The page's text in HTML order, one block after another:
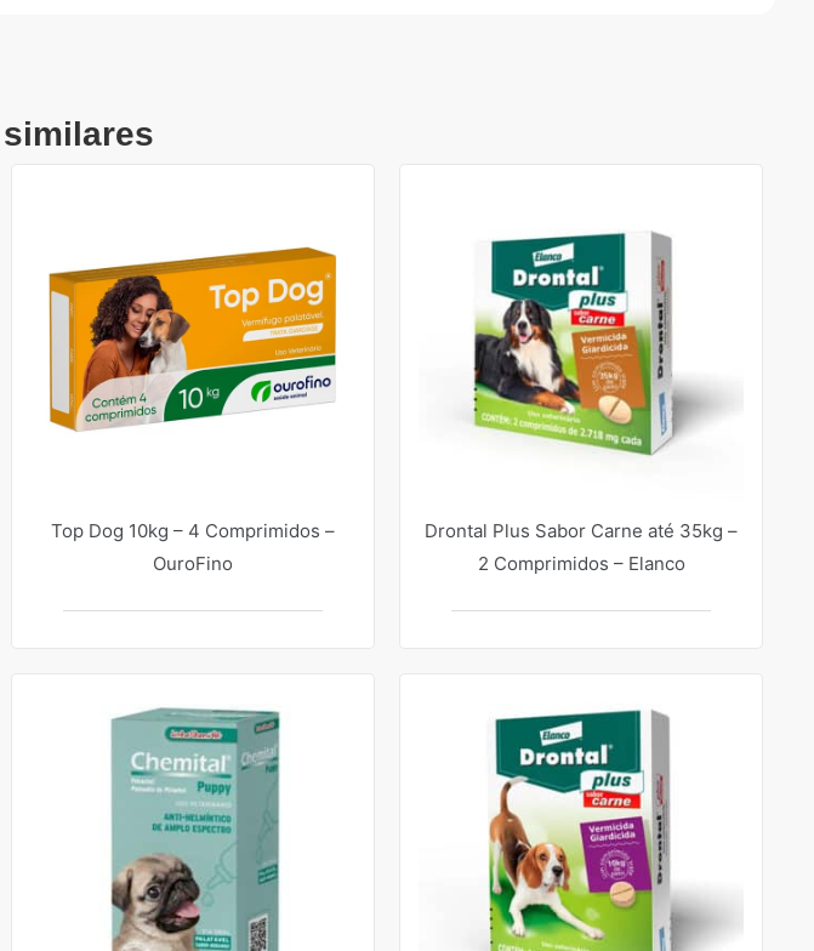
Top Dog 10kg – 4 Comprimidos –
OuroFino
Drontal Plus Sabor Carne até 35kg –
2 Comprimidos – Elanco